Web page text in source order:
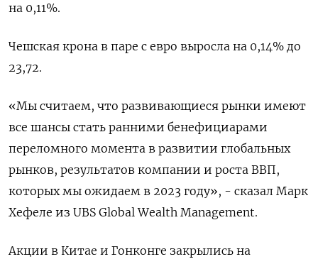
на 0,11%.
Чешская крона в паре с евро выросла на 0,14% до
23,72.
«Мы считаем, что развивающиеся рынки имеют
все шансы стать ранними бенефициарами
переломного момента в развитии глобальных
рынков, результатов компании и роста ВВП,
которых мы ожидаем в 2023 году», - сказал Марк
Хефеле из UBS Global Wealth Management.
Акции в Китае и Гонконге закрылись на